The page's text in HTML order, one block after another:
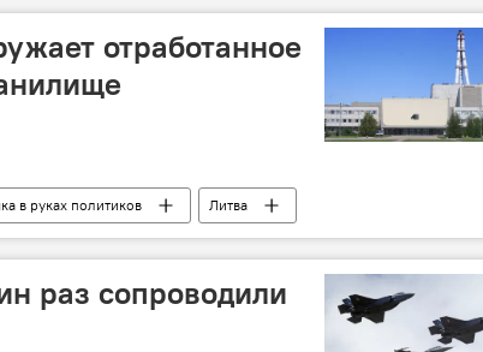
отработанное
в руках политиков
Литва
отработанное ядерное топливо контейнер
раз сопроводили